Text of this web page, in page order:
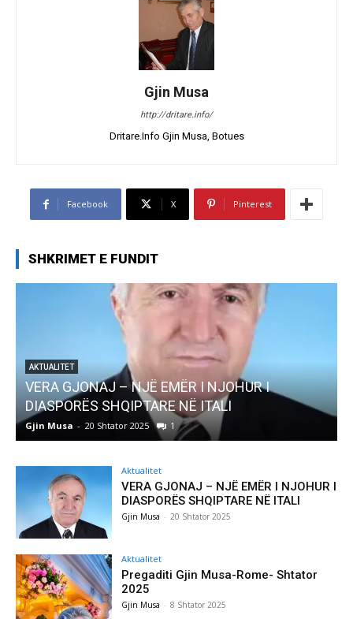
Gjin Musa
http://dritare.info/
Dritare.Info Gjin Musa, Botues
Facebook X Pinterest
SHKRIMET E FUNDIT
AKTUALITET
Pregaditi Gjin Musa-Rome- Shtator 2025
Gjin Musa - 8 Shtator 2025
Aktualitet
VERA GJONAJ – NJË EMËR I NJOHUR I
DIASPORËS SHQIPTARE NË ITALI
Gjin Musa - 20 Shtator 2025
Aktualitet
Pregaditi Gjin Musa-Rome- Shtator
2025
Gjin Musa - 8 Shtator 2025